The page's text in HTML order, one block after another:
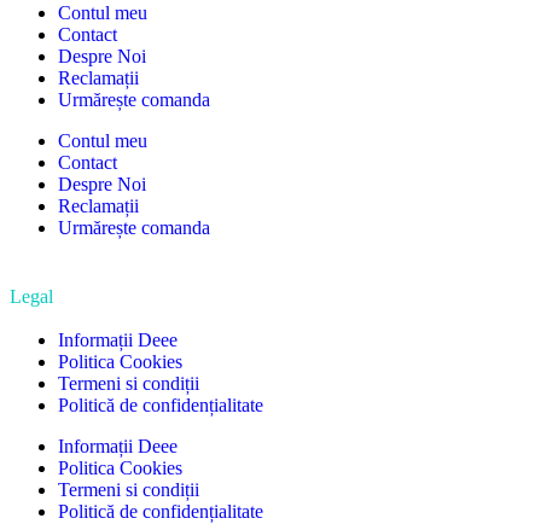
Contul meu
Contact
Despre Noi
Reclamații
Urmărește comanda
Contul meu
Contact
Despre Noi
Reclamații
Urmărește comanda
Legal
Informații Deee
Politica Cookies
Termeni si condiții
Politică de confidențialitate
Informații Deee
Politica Cookies
Termeni si condiții
Politică de confidențialitate